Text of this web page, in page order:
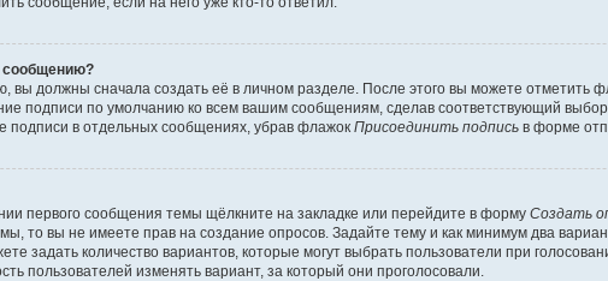
сообщению?
вы должны сначала создать её в личном разделе. После этого вы можете отметить
подписи по умолчанию ко всем вашим сообщениям, сделав соответствующий
подписи в отдельных сообщениях, убрав флажок Присоединить подпись в форме
первого сообщения темы щёлкните на закладке или перейдите в форму Создать
то вы не имеете прав на создание опросов. Задайте тему и как минимум два
задать количество вариантов, которые могут выбрать пользователи при
пользователей изменять вариант, за который они проголосовали.